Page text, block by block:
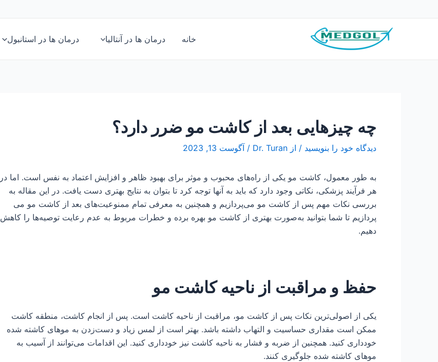
خانه درمان ها در آنتالیا درمان ها در استانبول
چه چیزهایی بعد از کاشت مو ضرر دارد؟
دیدگاه‌ خود را بنویسید / از Dr. Turan
/ آگوست 13, 2023
به طور معمول، کاشت مو یکی از راه‌های محبوب و موثر برای بهبود ظاهر و افزایش اعتماد به نفس است. اما در
هر فرآیند پزشکی، نکاتی وجود دارد که باید به آنها توجه کرد تا بتوان به نتایج بهتری دست یافت. در این مقاله به
بررسی نکات مهم پس از کاشت مو می‌پردازیم و همچنین به معرفی تمام ممنوعیت‌های بعد از کاشت مو می
پردازیم تا شما بتوانید به‌صورت بهتری از کاشت مو بهره‌ برده و خطرات مربوط به عدم رعایت توصیه‌ها را کاهش
دهیم.
حفظ و مراقبت از ناحیه کاشت مو
یکی از اصولی‌ترین نکات پس از کاشت مو، مراقبت از ناحیه کاشت است. پس از انجام کاشت، منطقه کاشت
ممکن است مقداری حساسیت و التهاب داشته باشد. بهتر است از لمس زیاد و دست‌زدن به موهای کاشته شده‌
خودداری کنید. همچنین از ضربه و فشار به ناحیه کاشت نیز خودداری کنید. این اقدامات می‌توانند از آسیب به
موهای کاشته شده جلوگیری کنند.